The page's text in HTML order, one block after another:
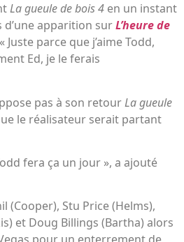
La gueule de bois 4 en un instant
d’une apparition surL’heure de
Juste parce que j’aime Todd,
Ed, je le ferais
pas à son retourLa gueule
le réalisateur serait partant
fera ça un jour », a ajouté
(Cooper), Stu Price (Helms),
et Doug Billings (Bartha) alors